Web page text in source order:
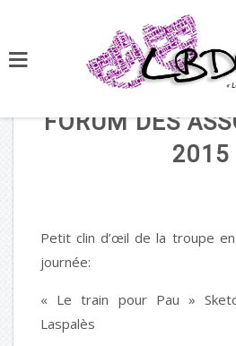
FORUM DES
2015
Petit clin d’œil de la troupe
journée:
« Le train pour Pau »
Laspalès